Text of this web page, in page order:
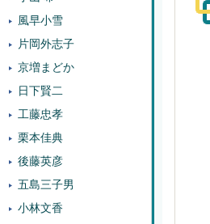
風早小雪
片岡外志子
京増まどか
日下賢二
工藤忠孝
栗本佳典
後藤英彦
五島三子男
小林文香